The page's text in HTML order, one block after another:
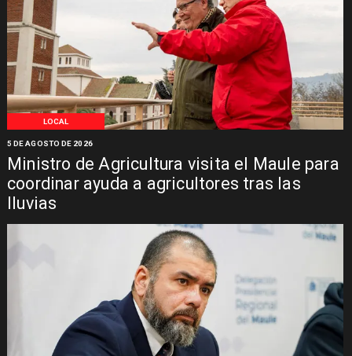
LOCAL
Ministro de Agricultura visita el Maule para
coordinar ayuda a agricultores tras las
lluvias
5 DE AGOSTO DE 2026